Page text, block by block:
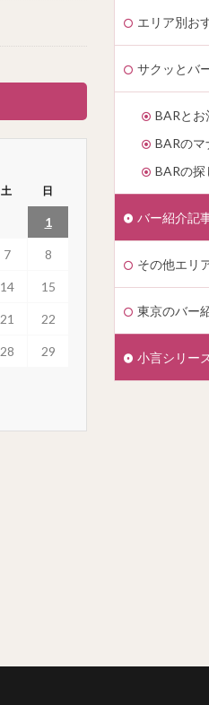
土 日
1
7 8
14 15
21 22
28 29
エリア別お
サクッとバ
BARとお
BARのマ
BARの探
バー紹介記
その他エリ
東京のバー
小言シリー